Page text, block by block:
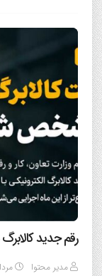
رقم جدید
مدیر محتوا مرداد ۴,